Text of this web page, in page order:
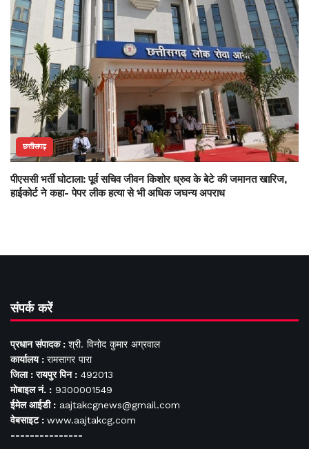
छत्तीसगढ़
पीएससी भर्ती घोटाला: पूर्व सचिव जीवन किशोर ध्रुव के बेटे की जमानत खारिज,
हाईकोर्ट ने कहा- पेपर लीक हत्या से भी अधिक जघन्य अपराध
संपर्क करें
प्रधान संपादक : श्री. विनोद कुमार अग्रवाल
कार्यालय : रामसागर पारा
जिला : रायपुर पिन : 492013
मोबाइल नं. : 9300001549
ईमेल आईडी : aajtakcgnews@gmail.com
वेबसाइट : www.aajtakcg.com
---------------